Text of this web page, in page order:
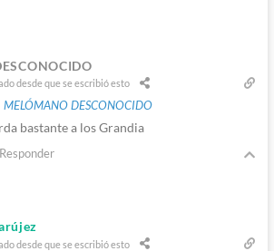
desde que se escribió esto
MELÓMANO DESCONOCIDO
bastante a los Grandia
Responder
desde que se escribió esto